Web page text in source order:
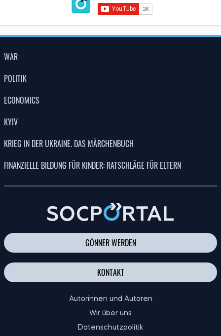
WAR
POLITIK
ECONOMICS
KYIV
KRIEG IN DER UKRAINE. DAS MÄRCHENBUCH
FINANZIELLE BILDUNG FÜR KINDER: RATSCHLÄGE FÜR ELTERN
GÖNNER WERDEN
KONTAKT
Autorinnen und Autoren
Wir über uns
Datenschutzpolitik